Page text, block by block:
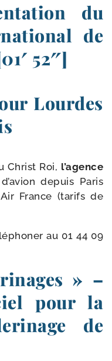
du
de
52″]
Lourdes
Christ Roi, l’a­gence
depuis Paris
France (tarifs de
au 01 44 09
» –
pour la
de